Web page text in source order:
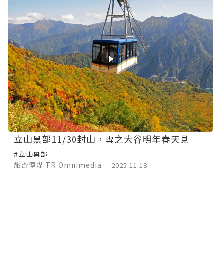
立山黑部11/30封山，雪之大谷明年春天見
#立山黑部
旅奇傳媒 TR Omnimedia
2025.11.18